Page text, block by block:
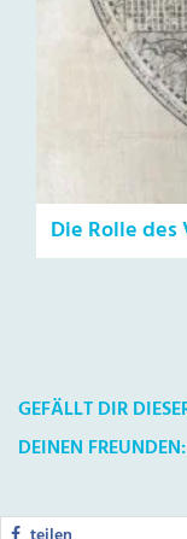
Die Rolle
GEFÄLLT DIR
DEINEN FREUNDEN: